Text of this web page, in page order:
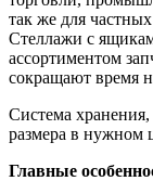
так же для
Стеллажи с
ассортиментом
сокращают время
Система
размера в нужном
Главные